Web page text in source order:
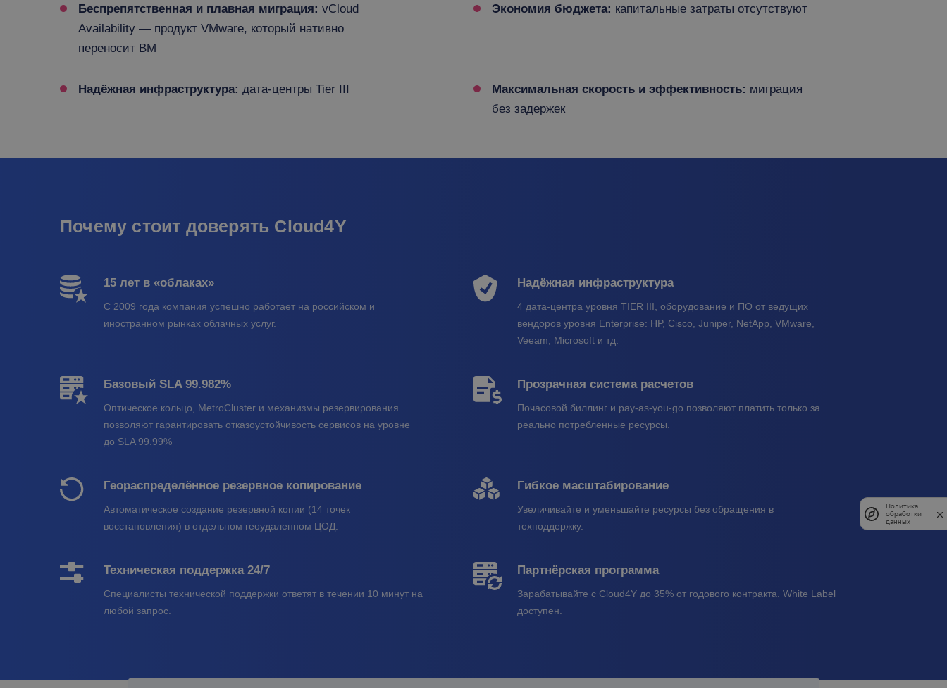
Беспрепятственная и плавная миграция: vCloud
Availability — продукт VMware, который нативно
переносит ВМ
Экономия бюджета: капитальные затраты отсутствуют
Надёжная инфраструктура: дата-центры Tier III Максимальная скорость и эффективность: миграция
без задержек
Почему стоит доверять Cloud4Y
15 лет в «облаках»
С 2009 года компания успешно работает на российском и
иностранном рынках облачных услуг.
Надёжная инфраструктура
4 дата-центра уровня TIER III, оборудование и ПО от ведущих
вендоров уровня Enterprise: HP, Cisco, Juniper, NetApp, VMware,
Veeam, Microsoft и тд.
Базовый SLA 99.982%
Оптическое кольцо, MetroCluster и механизмы резервирования
позволяют гарантировать отказоустойчивость сервисов на уровне
до SLA 99.99%
Прозрачная система расчетов
Почасовой биллинг и pay-as-you-go позволяют платить только за
реально потребленные ресурсы.
Геораспределённое резервное копирование
Автоматическое создание резервной копии (14 точек
восстановления) в отдельном геоудаленном ЦОД.
Гибкое масштабирование
Увеличивайте и уменьшайте ресурсы без обращения в
техподдержку.
Техническая поддержка 24/7
Специалисты технической поддержки ответят в течении 10 минут на
любой запрос.
Партнёрская программа
Зарабатывайте с Cloud4Y до 35% от годового контракта. White Label
доступен.
Политика
обработки
данных